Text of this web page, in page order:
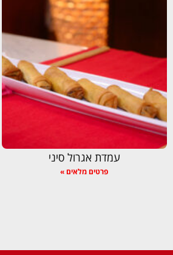
עמדת אגרול סיני
פרטים מלאים »